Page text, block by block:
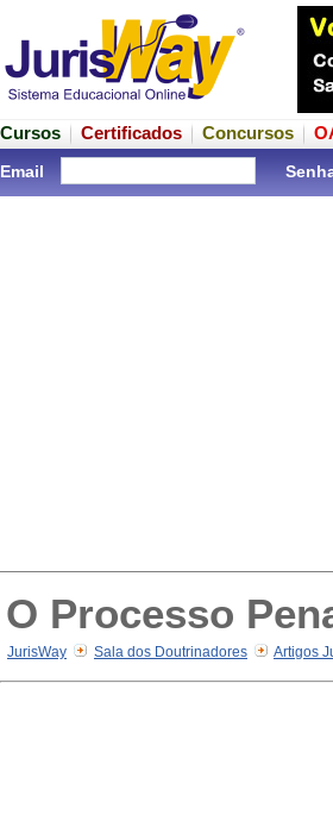
Cursos Certificados Concursos
Email
O Processo
JurisWay Sala dos Doutrinadores Artigos